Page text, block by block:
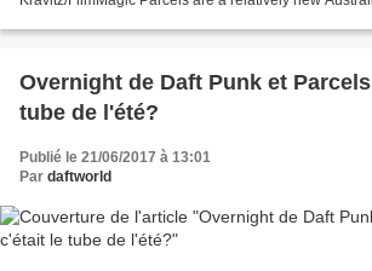
Overnight de Daft Punk et
tube de l'été?
Publié le 21/06/2017 à 13:01
Par daftworld